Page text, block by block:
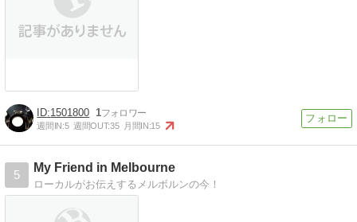
1501800 1
週間IN:5 週間OUT:35 月間IN:15
5
My Friend in Melbourne
ローカルがお伝えするメルボルンの今！